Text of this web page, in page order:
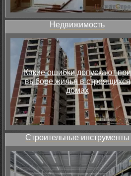
Недвижимость
Какие ошибки допускают при
выборе жилья в строящихся
домах
Строительные инструменты